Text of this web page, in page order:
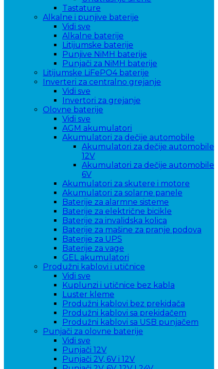
Tastature
Alkalne i punjive baterije
Vidi sve
Alkalne baterije
Litijumske baterije
Punjive NiMH baterije
Punjači za NiMH baterije
Litijumske LiFePO4 baterije
Inverteri za centralno grejanje
Vidi sve
Invertori za grejanje
Olovne baterije
Vidi sve
AGM akumulatori
Akumulatori za dečije automobile
Akumulatori za dečije automobile
12V
Akumulatori za dečije automobile
6V
Akumulatori za skutere i motore
Akumulatori za solarne panele
Baterije za alarmne sisteme
Baterije za električne bicikle
Baterije za invalidska kolica
Baterije za mašine za pranje podova
Baterije za UPS
Baterije za vage
GEL akumulatori
Produžni kablovi i utičnice
Vidi sve
Kuplunzi i utičnice bez kabla
Luster kleme
Produžni kablovi bez prekidača
Produžni kablovi sa prekidačem
Produžni kablovi sa USB punjačem
Punjači za olovne baterije
Vidi sve
Punjači 12V
Punjači 2V, 6V i 12V